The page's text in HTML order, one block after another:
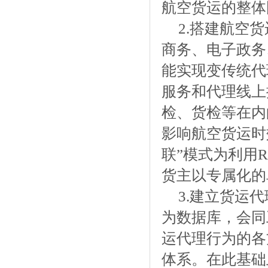
航空货运的整
2.搭建航空
商务、电子政
能实现变传统
服务和代理线
检、货检等在
影响航空货运
联”模式为利用
货主以专属化
3.建立货运
为数据库，会
运代理行为的
体系。在此基